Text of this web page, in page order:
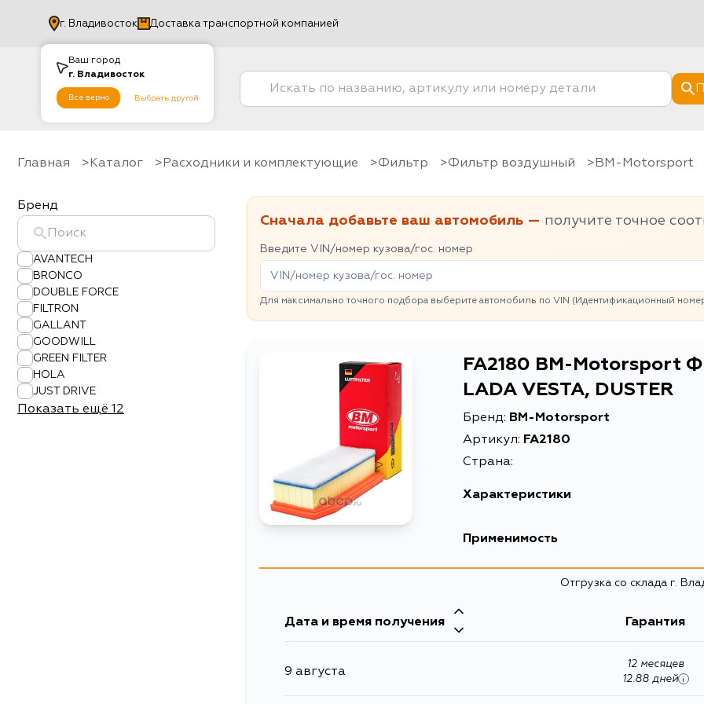
Ваш город
г. Владивосток
Все верно Выбрать другой
г. Владивосток Доставка транспортной компанией
Главная Каталог Расходники и комплектующие фильтр Фильтр воздушный BM-Motorsport
Бренд
AVANTECH
BRONCO
DOUBLE FORCE
FILTRON
GALLANT
GOODWILL
GREEN FILTER
HOLA
JUST DRIVE
Показать ещё 12
Сначала добавьте ваш автомобиль — получите точное
Введите VIN/номер кузова/гос. номер
Для максимально точного подбора выберите автомобиль по VIN (Идентификационный
FA2180 BM-Motorsport
LADA VESTA, DUSTER
Бренд: BM-Motorsport
Артикул: FA2180
Страна:
Характеристики
EAN-13
0.21
Применимость
Отгрузка со склада г.
Дата и время получения Гарантия
9 августа
12 месяцев
12.88 дней
i